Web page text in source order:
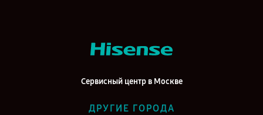
Сервисный центр в Москве
ДРУГИЕ ГОРОДА